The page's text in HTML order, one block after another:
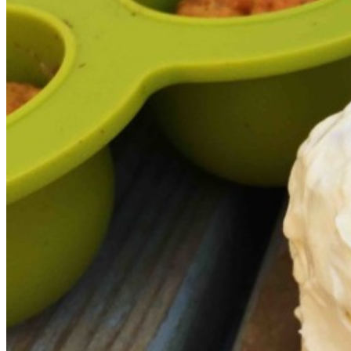
Бутылочки и аксессуары
Мебель
Шезлонги
Коконы и подушки для мам
Освещение и декор
Заботиться
Журнал
Сервис